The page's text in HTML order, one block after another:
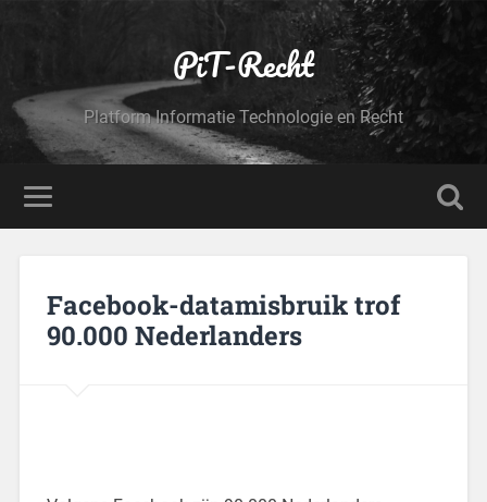
PiT-Recht
Platform Informatie Technologie en Recht
Facebook-datamisbruik trof
90.000 Nederlanders